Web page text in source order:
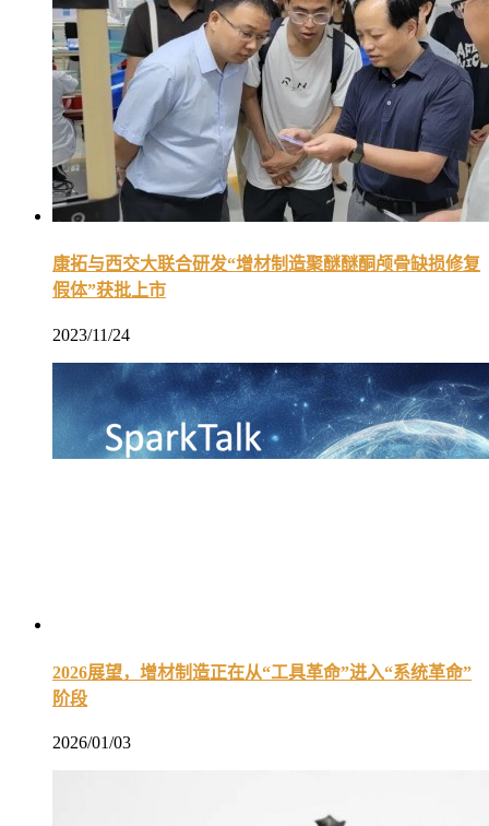
康拓与西交大联合研发“增材制造聚醚醚酮颅骨缺损修复
假体”获批上市
2023/11/24
2026展望，增材制造正在从“工具革命”进入“系统革命”
阶段
2026/01/03